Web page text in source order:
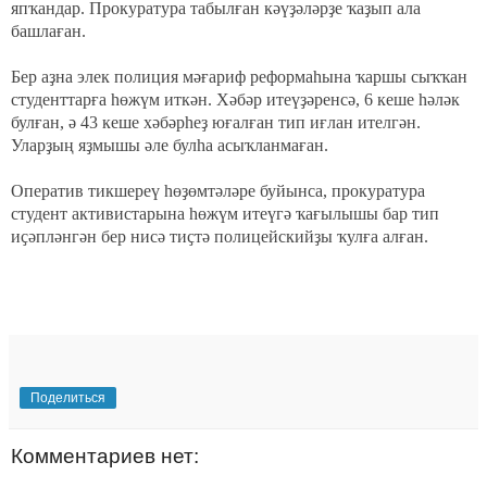
япҡандар. Прокуратура табылған кәүҙәләрҙе ҡаҙып ала
башлаған.
Бер аҙна элек полиция мәғариф реформаһына ҡаршы сыҡҡан
студенттарға һөжүм иткән. Хәбәр итеүҙәренсә, 6 кеше һәләк
булған, ә 43 кеше хәбәрһеҙ юғалған тип иғлан ителгән.
Уларҙың яҙмышы әле булһа асыҡланмаған.
Оператив тикшереү һөҙөмтәләре буйынса, прокуратура
студент активистарына һөжүм итеүгә ҡағылышы бар тип
иҫәпләнгән бер нисә тиҫтә полицейскийҙы ҡулға алған.
Поделиться
Комментариев нет: